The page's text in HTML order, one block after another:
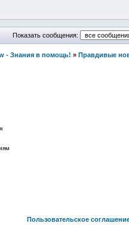
Показать сообщения:
- Знания в помощь! » Правдивые
Пользовательское